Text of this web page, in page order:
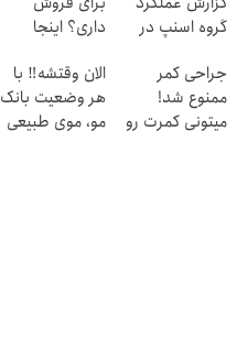
گروه اسنپ در
داری؟ اینجا
بفروش
جراحی کمر
ممنوع شد!
میتونی کمرت رو
الان وقتشه‼️ با
هر وضعیت بانک
مو، موی طبیعی